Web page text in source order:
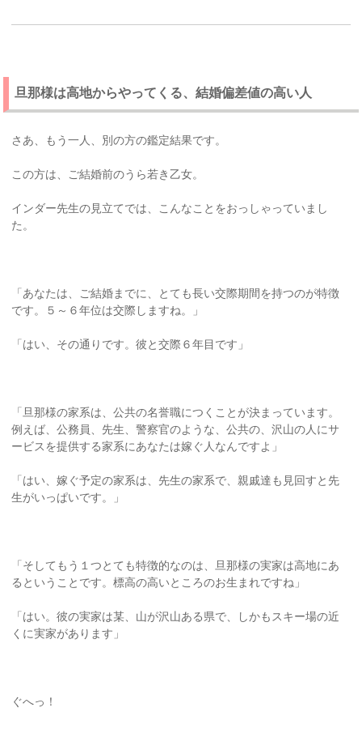
旦那様は高地からやってくる、結婚偏差値の高い人
さあ、もう一人、別の方の鑑定結果です。
この方は、ご結婚前のうら若き乙女。
インダー先生の見立てでは、こんなことをおっしゃっていまし
た。
「あなたは、ご結婚までに、とても長い交際期間を持つのが特徴
です。５～６年位は交際しますね。」
「はい、その通りです。彼と交際６年目です」
「旦那様の家系は、公共の名誉職につくことが決まっています。
例えば、公務員、先生、警察官のような、公共の、沢山の人にサ
ービスを提供する家系にあなたは嫁ぐ人なんですよ」
「はい、嫁ぐ予定の家系は、先生の家系で、親戚達も見回すと先
生がいっぱいです。」
「そしてもう１つとても特徴的なのは、旦那様の実家は高地にあ
るということです。標高の高いところのお生まれですね」
「はい。彼の実家は某、山が沢山ある県で、しかもスキー場の近
くに実家があります」
ぐへっ！